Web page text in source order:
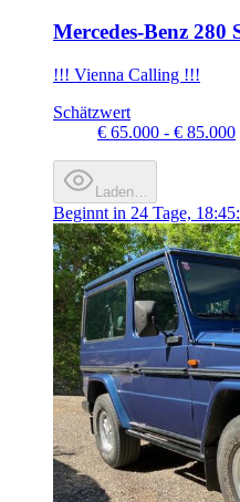
Mercedes-Benz 280
!!! Vienna Calling !!!
Schätzwert
€ 65.000 - € 85.000
Laden…
Beginnt in 24 Tage,